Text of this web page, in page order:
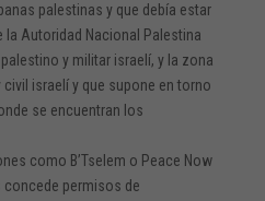
palestinas y que debía estar
Autoridad Nacional Palestina
y militar israelí, y la zona
israelí y que supone en torno
se encuentran los
como B’Tselem o Peace Now
concede permisos de